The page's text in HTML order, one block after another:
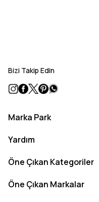
Bizi Takip Edin
Marka Park
Yardım
Öne Çıkan Kategoriler
Öne Çıkan Markalar